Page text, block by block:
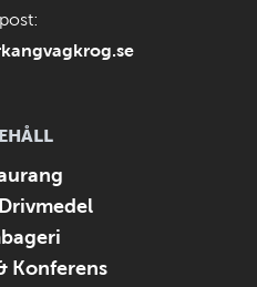
Konferens